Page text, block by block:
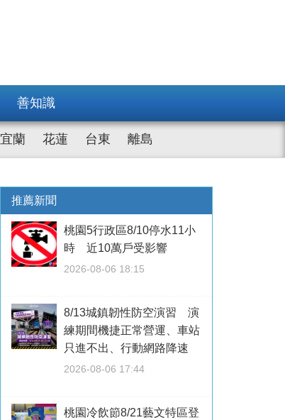
善知識
宜蘭 花蓮 台東 離島
推薦新聞
桃園5行政區8/10停水11小
時 近10萬戶受影響
2026-08-06 18:15
8/13城鎮韌性防空演習 演
練期間機捷正常營運、車站
只進不出、行動網路降速
2026-08-06 17:44
桃園冷飲節8/21藝文特區登